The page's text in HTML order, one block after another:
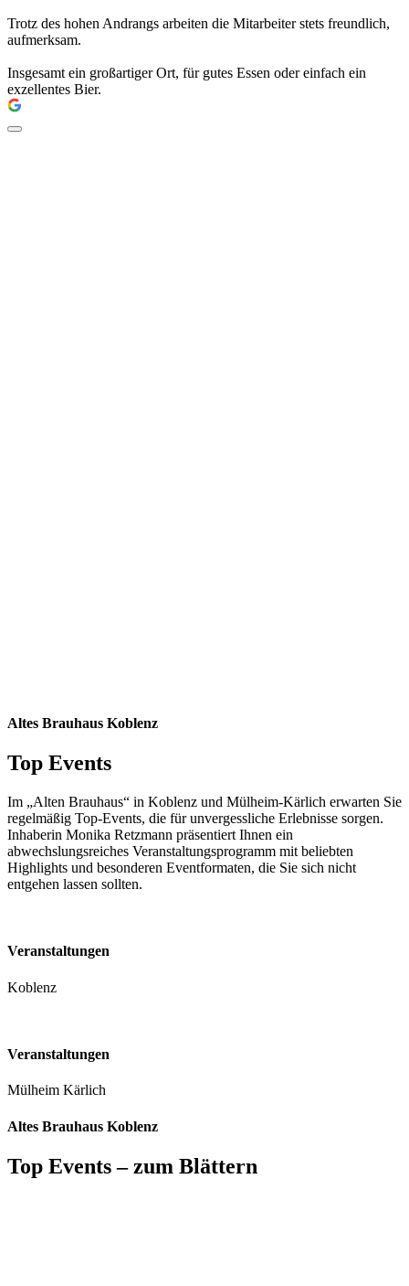
Trotz des hohen Andrangs arbeiten die Mitarbeiter stets freundlich,
aufmerksam.
Insgesamt ein großartiger Ort, für gutes Essen oder einfach ein
exzellentes Bier.
Altes Brauhaus Koblenz
Top Events
Im „Alten Brauhaus“ in Koblenz und Mülheim-Kärlich erwarten Sie
regelmäßig Top-Events, die für unvergessliche Erlebnisse sorgen.
Inhaberin Monika Retzmann präsentiert Ihnen ein
abwechslungsreiches Veranstaltungsprogramm mit beliebten
Highlights und besonderen Eventformaten, die Sie sich nicht
entgehen lassen sollten.
Veranstaltungen
Koblenz
Veranstaltungen
Mülheim Kärlich
Altes Brauhaus Koblenz
Top Events – zum Blättern